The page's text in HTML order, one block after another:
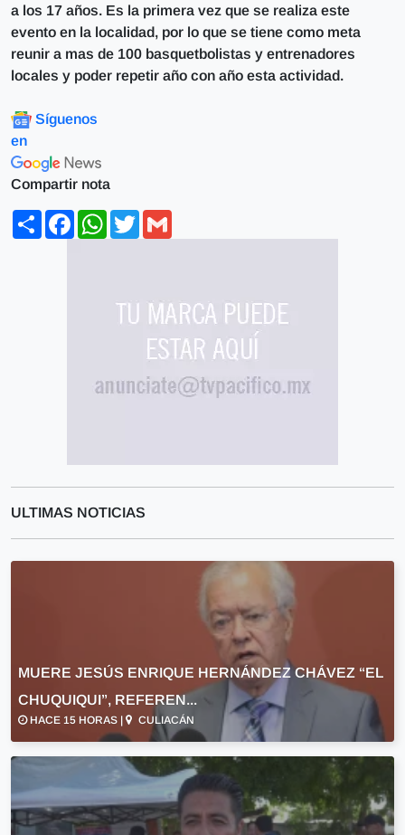
a los 17 años. Es la primera vez que se realiza este
evento en la localidad, por lo que se tiene como meta
reunir a mas de 100 basquetbolistas y entrenadores
locales y poder repetir año con año esta actividad.
Síguenos
en
Compartir nota
ShareFacebookWhatsApp
Twitter
ULTIMAS NOTICIAS
MUERE JESÚS ENRIQUE HERNÁNDEZ CHÁVEZ “EL
CHUQUIQUI”, REFEREN...
HACE 15 HORAS | CULIACÁN